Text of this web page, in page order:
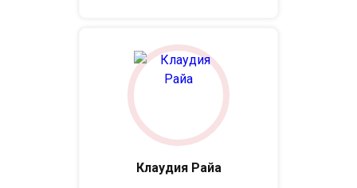
Клаудия Райа